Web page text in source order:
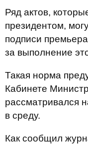
Ряд актов,
президентом,
подписи
за выполнение
Такая норма
Кабинете
рассматривался
в среду.
Как сообщил